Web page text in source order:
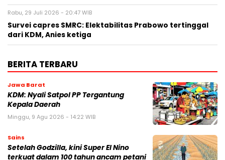
Rabu, 29 Juli 2026 - 20:47 WIB
Survei capres SMRC: Elektabilitas Prabowo tertinggal
dari KDM, Anies ketiga
BERITA TERBARU
Jawa Barat
KDM: Nyali Satpol PP Tergantung
Kepala Daerah
Minggu, 9 Agu 2026 - 14:22 WIB
Sains
Setelah Godzilla, kini Super El Nino
terkuat dalam 100 tahun ancam petani